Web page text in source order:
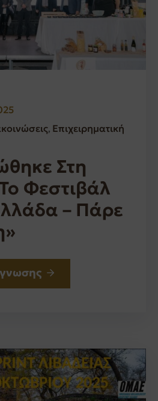
‚ Επιχειρηματική
Στη
Φεστιβάλ
– Πάρε